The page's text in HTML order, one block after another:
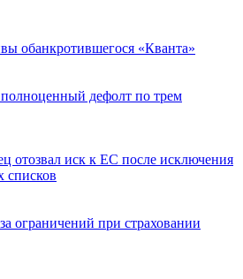
обанкротившегося «Кванта»
дефолт по трем
отозвал иск к ЕС после исключения
списков
ограничений при страховании